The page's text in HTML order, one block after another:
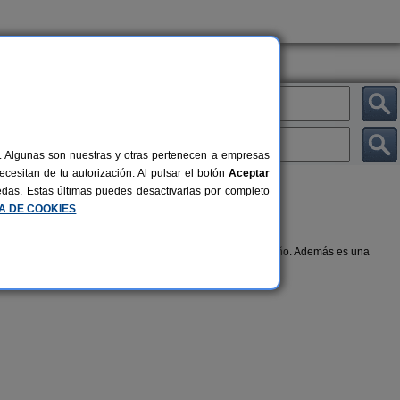
climatizada
, para disfrutar en cualquier época del año. Además es una
turismo rural.
son nuestras y otras pertenecen a empresas
de tu autorización. Al pulsar el botón Aceptar
Estas últimas puedes desactivarlas por completo
DE COOKIES.